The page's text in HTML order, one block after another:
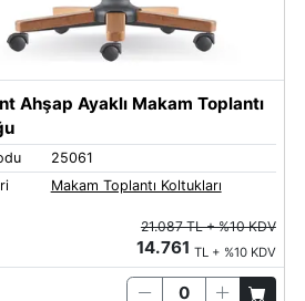
Ahşap Ayaklı Makam Toplantı
25061
Makam Toplantı Koltukları
21.087 TL + %10 KDV
14.761 TL + %10 KDV